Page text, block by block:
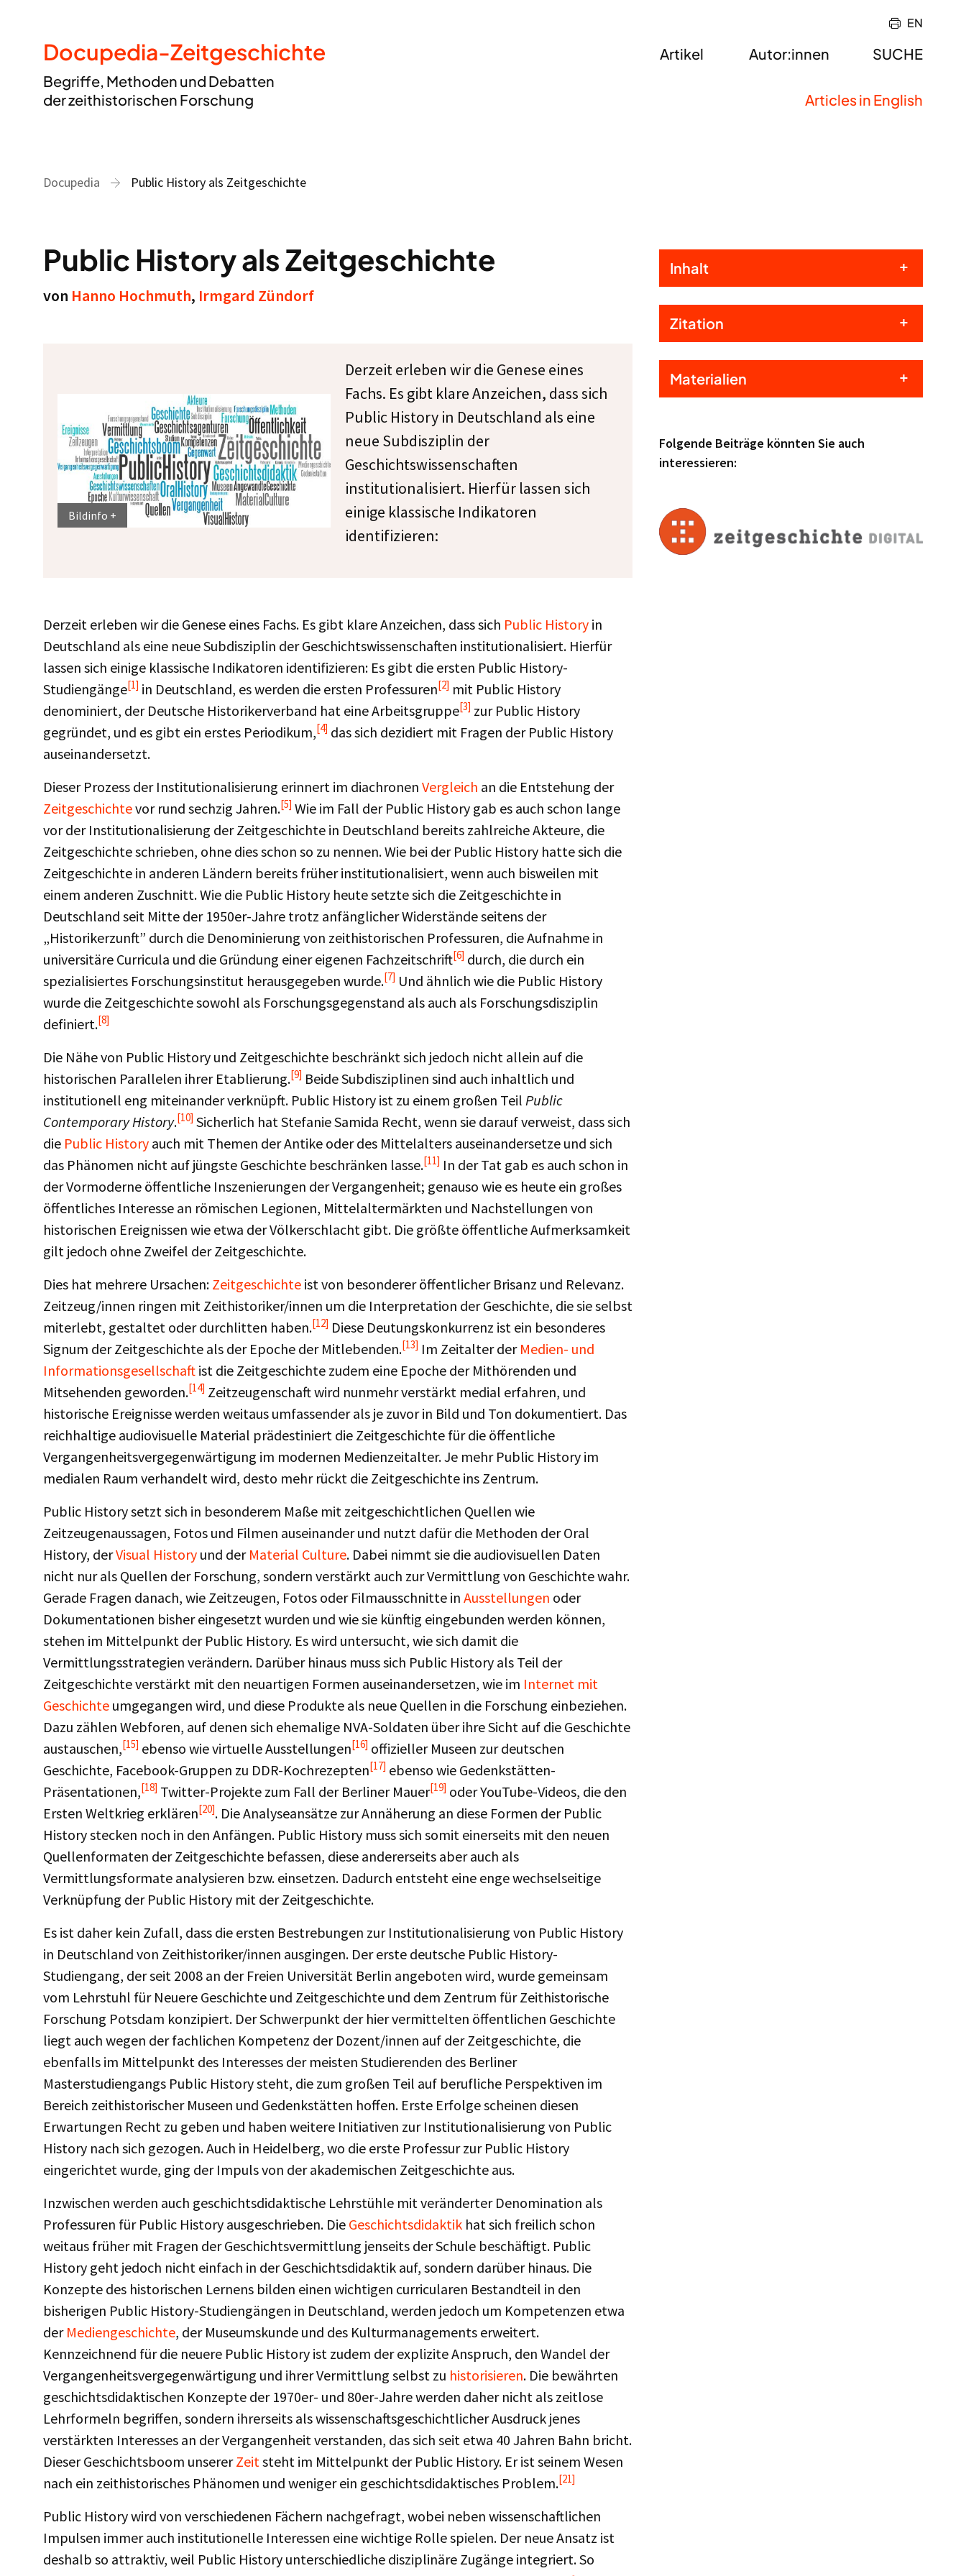
Docupedia-Zeitgeschichte
Begriffe, Methoden und Debatten
der zeithistorischen Forschung
SUCHE
Artikel Autor:innen
EN
Articles in English
Docupedia Public History als Zeitgeschichte
Public History als Zeitgeschichte
von Hanno Hochmuth, Irmgard Zündorf
Bildinfo
Derzeit erleben wir die Genese eines
Fachs. Es gibt klare Anzeichen, dass sich
Public History in Deutschland als eine
neue Subdisziplin der
Geschichtswissenschaften
institutionalisiert. Hierfür lassen sich
einige klassische Indikatoren
identifizieren:
Derzeit erleben wir die Genese eines Fachs. Es gibt klare Anzeichen, dass sich Public History in
Deutschland als eine neue Subdisziplin der Geschichtswissenschaften institutionalisiert. Hierfür
lassen sich einige klassische Indikatoren identifizieren: Es gibt die ersten Public History-
Studiengänge[1] in Deutschland, es werden die ersten Professuren[2] mit Public History
denominiert, der Deutsche Historikerverband hat eine Arbeitsgruppe[3] zur Public History
gegründet, und es gibt ein erstes Periodikum,[4] das sich dezidiert mit Fragen der Public History
auseinandersetzt.
Dieser Prozess der Institutionalisierung erinnert im diachronen Vergleich an die Entstehung der
Zeitgeschichtevor rund sechzig Jahren.[5] Wie im Fall der Public History gab es auch schon lange
vor der Institutionalisierung der Zeitgeschichte in Deutschland bereits zahlreiche Akteure, die
Zeitgeschichte schrieben, ohne dies schon so zu nennen. Wie bei der Public History hatte sich die
Zeitgeschichte in anderen Ländern bereits früher institutionalisiert, wenn auch bisweilen mit
einem anderen Zuschnitt. Wie die Public History heute setzte sich die Zeitgeschichte in
Deutschland seit Mitte der 1950er-Jahre trotz anfänglicher Widerstände seitens der
„Historikerzunft” durch die Denominierung von zeithistorischen Professuren, die Aufnahme in
universitäre Curricula und die Gründung einer eigenen Fachzeitschrift[6] durch, die durch ein
spezialisiertes Forschungsinstitut herausgegeben wurde.[7] Und ähnlich wie die Public History
wurde die Zeitgeschichte sowohl als Forschungsgegenstand als auch als Forschungsdisziplin
definiert.[8]
Die Nähe von Public History und Zeitgeschichte beschränkt sich jedoch nicht allein auf die
historischen Parallelen ihrer Etablierung.[9] Beide Subdisziplinen sind auch inhaltlich und
institutionell eng miteinander verknüpft. Public History ist zu einem großen Teil Public
Contemporary History.[10] Sicherlich hat Stefanie Samida Recht, wenn sie darauf verweist, dass sich
die Public History auch mit Themen der Antike oder des Mittelalters auseinandersetze und sich
das Phänomen nicht auf jüngste Geschichte beschränken lasse.[11] In der Tat gab es auch schon in
der Vormoderne öffentliche Inszenierungen der Vergangenheit; genauso wie es heute ein großes
öffentliches Interesse an römischen Legionen, Mittelaltermärkten und Nachstellungen von
historischen Ereignissen wie etwa der Völkerschlacht gibt. Die größte öffentliche Aufmerksamkeit
gilt jedoch ohne Zweifel der Zeitgeschichte.
Dies hat mehrere Ursachen: Zeitgeschichte ist von besonderer öffentlicher Brisanz und Relevanz.
Zeitzeug/innen ringen mit Zeithistoriker/innen um die Interpretation der Geschichte, die sie selbst
miterlebt, gestaltet oder durchlitten haben.[12] Diese Deutungskonkurrenz ist ein besonderes
Signum der Zeitgeschichte als der Epoche der Mitlebenden.[13] Im Zeitalter der Medien- und
Informationsgesellschaft ist die Zeitgeschichte zudem eine Epoche der Mithörenden und
Mitsehenden geworden.[14] Zeitzeugenschaft wird nunmehr verstärkt medial erfahren, und
historische Ereignisse werden weitaus umfassender als je zuvor in Bild und Ton dokumentiert. Das
reichhaltige audiovisuelle Material prädestiniert die Zeitgeschichte für die öffentliche
Vergangenheitsvergegenwärtigung im modernen Medienzeitalter. Je mehr Public History im
medialen Raum verhandelt wird, desto mehr rückt die Zeitgeschichte ins Zentrum.
Public History setzt sich in besonderem Maße mit zeitgeschichtlichen Quellen wie
Zeitzeugenaussagen, Fotos und Filmen auseinander und nutzt dafür die Methoden der Oral
History, derVisual History und der Material Culture. Dabei nimmt sie die audiovisuellen Daten
nicht nur als Quellen der Forschung, sondern verstärkt auch zur Vermittlung von Geschichte wahr.
Gerade Fragen danach, wie Zeitzeugen, Fotos oder Filmausschnitte in Ausstellungen oder
Dokumentationen bisher eingesetzt wurden und wie sie künftig eingebunden werden können,
stehen im Mittelpunkt der Public History. Es wird untersucht, wie sich damit die
Vermittlungsstrategien verändern. Darüber hinaus muss sich Public History als Teil der
Zeitgeschichte verstärkt mit den neuartigen Formen auseinandersetzen, wie im Internet mit
Geschichte umgegangen wird, und diese Produkte als neue Quellen in die Forschung einbeziehen.
Dazu zählen Webforen, auf denen sich ehemalige NVA-Soldaten über ihre Sicht auf die Geschichte
austauschen,[15] ebenso wie virtuelle Ausstellungen[16] offizieller Museen zur deutschen
Geschichte, Facebook-Gruppen zu DDR-Kochrezepten[17] ebenso wie Gedenkstätten-
Präsentationen,[18] Twitter-Projekte zum Fall der Berliner Mauer[19] oder YouTube-Videos, die den
Ersten Weltkrieg erklären[20]. Die Analyseansätze zur Annäherung an diese Formen der Public
History stecken noch in den Anfängen. Public History muss sich somit einerseits mit den neuen
Quellenformaten der Zeitgeschichte befassen, diese andererseits aber auch als
Vermittlungsformate analysieren bzw. einsetzen. Dadurch entsteht eine enge wechselseitige
Verknüpfung der Public History mit der Zeitgeschichte.
Es ist daher kein Zufall, dass die ersten Bestrebungen zur Institutionalisierung von Public History
in Deutschland von Zeithistoriker/innen ausgingen. Der erste deutsche Public History-
Studiengang, der seit 2008 an der Freien Universität Berlin angeboten wird, wurde gemeinsam
vom Lehrstuhl für Neuere Geschichte und Zeitgeschichte und dem Zentrum für Zeithistorische
Forschung Potsdam konzipiert. Der Schwerpunkt der hier vermittelten öffentlichen Geschichte
liegt auch wegen der fachlichen Kompetenz der Dozent/innen auf der Zeitgeschichte, die
ebenfalls im Mittelpunkt des Interesses der meisten Studierenden des Berliner
Masterstudiengangs Public History steht, die zum großen Teil auf berufliche Perspektiven im
Bereich zeithistorischer Museen und Gedenkstätten hoffen. Erste Erfolge scheinen diesen
Erwartungen Recht zu geben und haben weitere Initiativen zur Institutionalisierung von Public
History nach sich gezogen. Auch in Heidelberg, wo die erste Professur zur Public History
eingerichtet wurde, ging der Impuls von der akademischen Zeitgeschichte aus.
Inzwischen werden auch geschichtsdidaktische Lehrstühle mit veränderter Denomination als
Professuren für Public History ausgeschrieben. Die Geschichtsdidaktik hat sich freilich schon
weitaus früher mit Fragen der Geschichtsvermittlung jenseits der Schule beschäftigt. Public
History geht jedoch nicht einfach in der Geschichtsdidaktik auf, sondern darüber hinaus. Die
Konzepte des historischen Lernens bilden einen wichtigen curricularen Bestandteil in den
bisherigen Public History-Studiengängen in Deutschland, werden jedoch um Kompetenzen etwa
der Mediengeschichte, der Museumskunde und des Kulturmanagements erweitert.
Kennzeichnend für die neuere Public History ist zudem der explizite Anspruch, den Wandel der
Vergangenheitsvergegenwärtigung und ihrer Vermittlung selbst zu historisieren. Die bewährten
geschichtsdidaktischen Konzepte der 1970er- und 80er-Jahre werden daher nicht als zeitlose
Lehrformeln begriffen, sondern ihrerseits als wissenschaftsgeschichtlicher Ausdruck jenes
verstärkten Interesses an der Vergangenheit verstanden, das sich seit etwa 40 Jahren Bahn bricht.
Dieser Geschichtsboom unsererZeit steht im Mittelpunkt der Public History. Er ist seinem Wesen
nach ein zeithistorisches Phänomen und weniger ein geschichtsdidaktisches Problem.[21]
Public History wird von verschiedenen Fächern nachgefragt, wobei neben wissenschaftlichen
Impulsen immer auch institutionelle Interessen eine wichtige Rolle spielen. Der neue Ansatz ist
deshalb so attraktiv, weil Public History unterschiedliche disziplinäre Zugänge integriert. So
Inhalt
Zitation
Materialien
Folgende Beiträge könnten Sie auch
interessieren: